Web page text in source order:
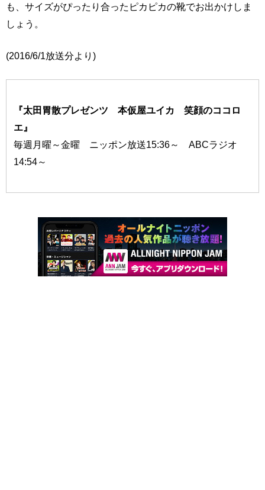
も、サイズがぴったり合ったピカピカの靴でお出かけしま
しょう。
(2016/6/1放送分より)
『太田胃散プレゼンツ 本仮屋ユイカ 笑顔のココロ
エ』
毎週月曜～金曜 ニッポン放送15:36～ ABCラジオ
14:54～